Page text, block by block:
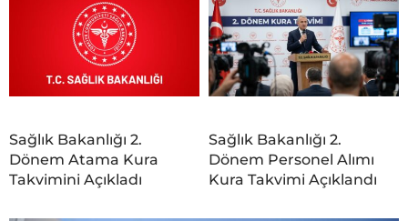
Sağlık Bakanlığı 2.
Dönem Atama Kura
Takvimini Açıkladı
Sağlık Bakanlığı 2.
Dönem Personel Alımı
Kura Takvimi Açıklandı